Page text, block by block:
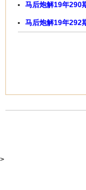
马后炮解19年290
马后炮解19年292
>